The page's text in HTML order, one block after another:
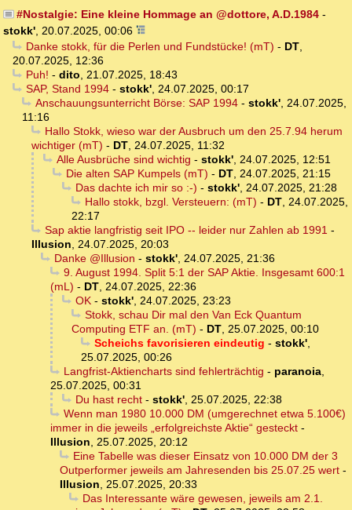
#Nostalgie: Eine kleine Hommage an @dottore, A.D.1984-
stokk', 20.07.2025, 00:06
Danke stokk, für die Perlen und Fundstücke! (mT) - DT,
20.07.2025, 12:36
Puh! - dito, 21.07.2025, 18:43
SAP, Stand 1994- stokk', 24.07.2025, 00:17
Anschauungsunterricht Börse: SAP 1994- stokk', 24.07.2025,
11:16
Hallo Stokk, wieso war der Ausbruch um den 25.7.94 herum
wichtiger (mT) - DT, 24.07.2025, 11:32
Alle Ausbrüche sind wichtig - stokk', 24.07.2025, 12:51
Die alten SAP Kumpels (mT) - DT, 24.07.2025, 21:15
Das dachte ich mir so :-) - stokk', 24.07.2025, 21:28
Hallo stokk, bzgl. Versteuern: (mT) - DT, 24.07.2025,
22:17
Sap aktie langfristig seit IPO -- leider nur Zahlen ab 1991-
Illusion, 24.07.2025, 20:03
Danke @Illusion - stokk', 24.07.2025, 21:36
9. August 1994. Split 5:1 der SAP Aktie. Insgesamt 600:1
(mL) - DT, 24.07.2025, 22:36
OK- stokk', 24.07.2025, 23:23
Stokk, schau Dir mal den Van Eck Quantum
Computing ETF an. (mT) - DT, 25.07.2025, 00:10
Scheichs favorisieren eindeutig - stokk',
25.07.2025, 00:26
Langfrist-Aktiencharts sind fehlerträchtig - paranoia,
25.07.2025, 00:31
Du hast recht- stokk', 25.07.2025, 22:38
Wenn man 1980 10.000 DM (umgerechnet etwa 5.100€)
immer in die jeweils „erfolgreichste Aktie“ gesteckt -
Illusion, 25.07.2025, 20:12
Eine Tabelle was dieser Einsatz von 10.000 DM der 3
Outperformer jeweils am Jahresenden bis 25.07.25 wert -
Illusion, 25.07.2025, 20:33
Das Interessante wäre gewesen, jeweils am 2.1.